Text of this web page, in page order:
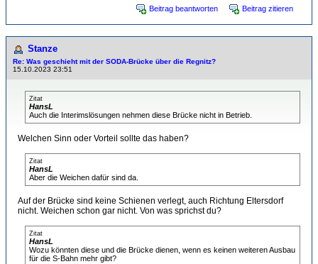
Beitrag beantworten Beitrag zitieren
Stanze
Re: Was geschieht mit der SODA-Brücke über die Regnitz?
15.10.2023 23:51
Zitat
HansL
Auch die Interimslösungen nehmen diese Brücke nicht in Betrieb.
Welchen Sinn oder Vorteil sollte das haben?
Zitat
HansL
Aber die Weichen dafür sind da.
Auf der Brücke sind keine Schienen verlegt, auch Richtung Eltersdorf
nicht. Weichen schon gar nicht. Von was sprichst du?
Zitat
HansL
Wozu könnten diese und die Brücke dienen, wenn es keinen weiteren Ausbau
für die S-Bahn mehr gibt?